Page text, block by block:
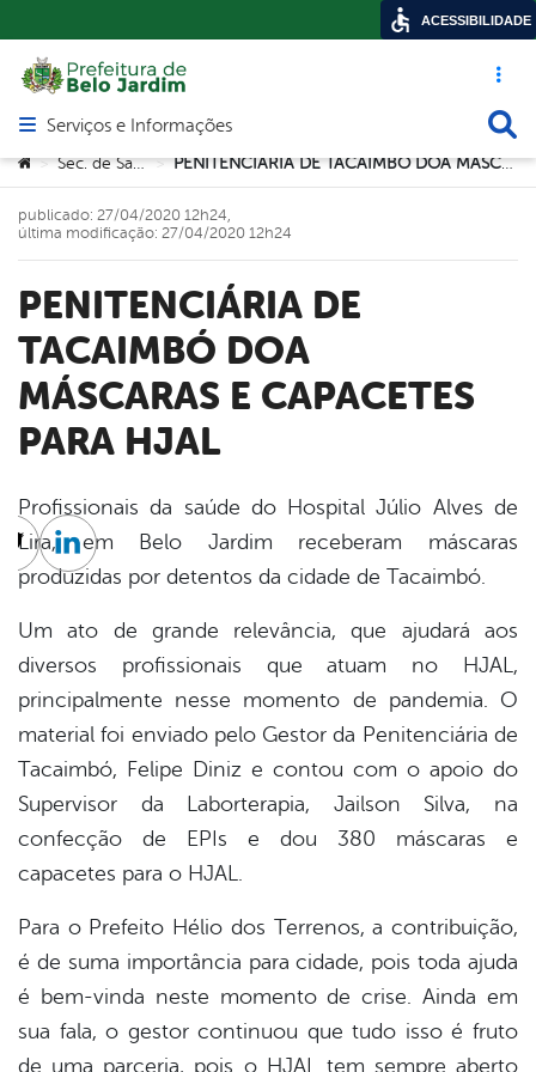
Acesso
Abrir menu principal de navegação
Serviços e Informações
Você está aqui:
> Sec. de Saúde > PENITENCIÁRIA DE TACAIMBÓ DOA MÁSCARAS E CAPACETES PARA HJAL
PENITENCIÁRIA DE
TACAIMBÓ DOA
MÁSCARAS E CAPACETES
PARA HJAL
publicado: 27/04/2020 12h24,
última modificação: 27/04/2020 12h24
Profissionais da saúde do Hospital Júlio Alves de
Lira, em Belo Jardim receberam máscaras
produzidas por detentos da cidade de Tacaimbó.
Um ato de grande relevância, que ajudará aos
diversos profissionais que atuam no HJAL,
principalmente nesse momento de pandemia. O
material foi enviado pelo Gestor da Penitenciária de
Tacaimbó, Felipe Diniz e contou com o apoio do
Supervisor da Laborterapia, Jailson Silva, na
confecção de EPIs e dou 380 máscaras e
capacetes para o HJAL.
Para o Prefeito Hélio dos Terrenos, a contribuição,
é de suma importância para cidade, pois toda ajuda
é bem-vinda neste momento de crise. Ainda em
sua fala, o gestor continuou que tudo isso é fruto
de uma parceria, pois o HJAL tem sempre aberto
Twitter
Linkedin
ACESSIBILIDADE